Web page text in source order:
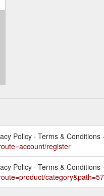
Policy · Terms &
register
Policy · Terms &
category&path=57